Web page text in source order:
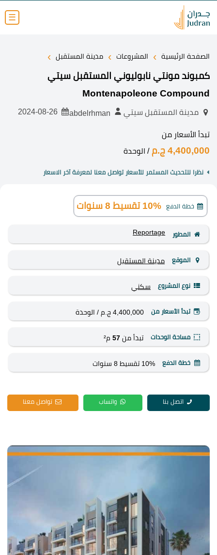
☰
الصفحة الرئيسية › المشروعات › مدينة المستقبل ›
كمبوند مونتي نابوليوني المستقبل سيتي
Montenapoleone Compound
مدينة المستقبل سيتي
تبدأ الأسعار من
4,400,000 ج.م / الوحدة
نظرا للتحديث المستمر للأسعار تواصل معنا لمعرفة آخر الاسعار
خطة الدفع 10% تقسيط 8 سنوات
المطور Reportage
الموقع مدينة المستقبل
نوع المشروع سكني
تبدأ الأسعار من 4,400,000 ج.م / الوحدة
مساحة الوحدات تبدأ من 57م²
خطة الدفع 10% تقسيط 8 سنوات
اتصل بنا واتساب تواصل معنا